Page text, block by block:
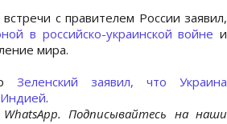
с правителем России заявил,
в российско-украинской войне и
мира.
Зеленский заявил, что Украина
Индией.
Подписывайтесь на наши